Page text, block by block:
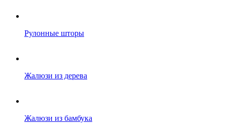
Рулонные шторы
Жалюзи из дерева
Жалюзи из бамбука